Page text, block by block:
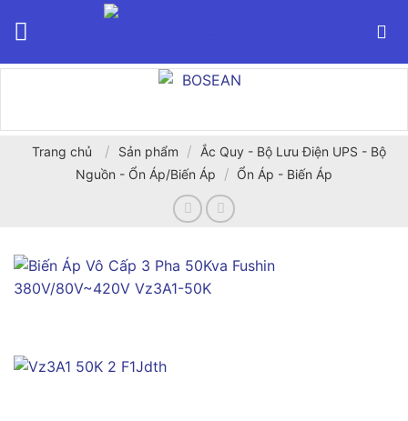
Trang chủ / Sản phẩm /
Ắc Quy - Bộ Lưu Điện UPS - Bộ
Nguồn - Ổn Áp/Biến Áp
/ Ổn Áp - Biến Áp